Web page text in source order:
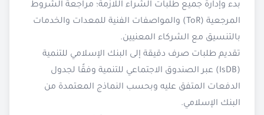
بدء وإدارة جميع طلبات الشراء اللازمة؛ مراجعة الشروط
المرجعية (ToR) والمواصفات الفنية للمعدات والخدمات
بالتنسيق مع الشركاء المعنيين.
تقديم طلبات صرف دقيقة إلى البنك الإسلامي للتنمية
(IsDB) عبر الصندوق الاجتماعي للتنمية وفقًا لجدول
الدفعات المتفق عليه وبحسب النماذج المعتمدة من
البنك الإسلامي.